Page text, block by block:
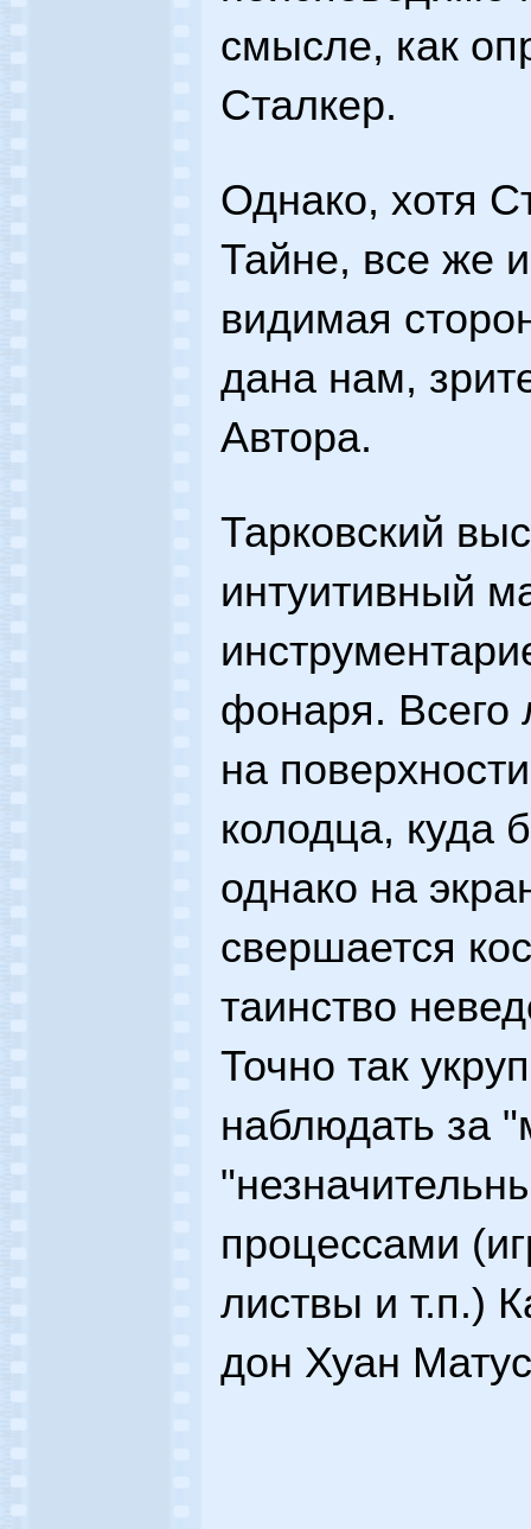
смысле, как
Сталкер.
Однако, хотя
Тайне, все же
видимая
дана нам,
Автора.
Тарковский
интуитивный
фонаря. Всего
на
колодца, куда
однако на
свершается
таинство
Точно так
наблюдать за
процессами
листвы и т.п.)
дон Хуан